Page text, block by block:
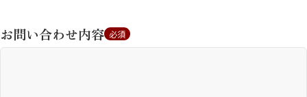
お問い合わせ内容 必須